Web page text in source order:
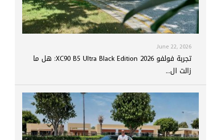
June 22, 2026
تجربة فولفو XC90 B5 Ultra Black Edition 2026: هل ما
زالت ال...